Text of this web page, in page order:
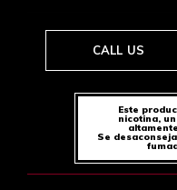
CALL US
Este
nicotina,
Se